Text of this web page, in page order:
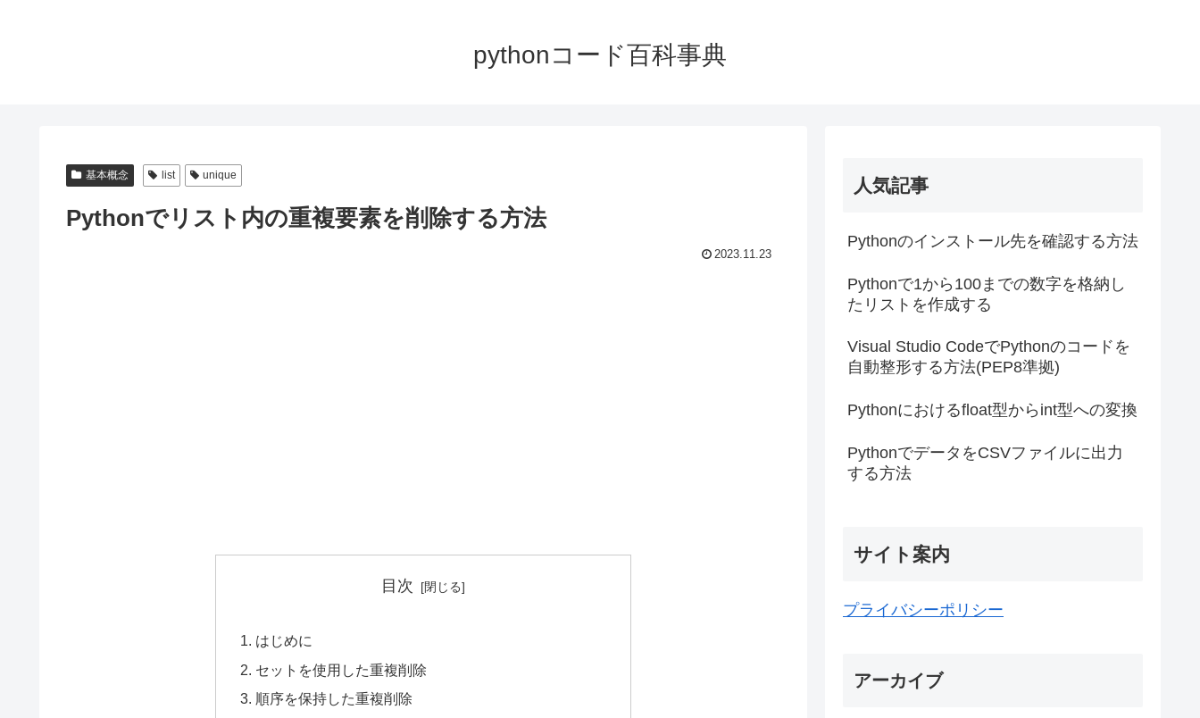
pythonコード百科事典
基本概念 list unique
Pythonでリスト内の重複要素を削除する方法
2023.11.23
目次
はじめに
セットを使用した重複削除
順序を保持した重複削除
人気記事
Pythonのインストール先を確認する方法
Pythonで1から100までの数字を格納し
たリストを作成する
Visual Studio CodeでPythonのコードを
自動整形する方法(PEP8準拠)
Pythonにおけるfloat型からint型への変換
PythonでデータをCSVファイルに出力
する方法
サイト案内
プライバシーポリシー
アーカイブ